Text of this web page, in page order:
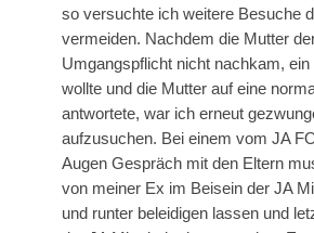
so versuchte ich weitere Besuche
vermeiden. Nachdem die Mutter
Umgangspflicht nicht nachkam, ein
wollte und die Mutter auf eine
antwortete, war ich erneut
aufzusuchen. Bei einem vom JA
Augen Gespräch mit den Eltern
von meiner Ex im Beisein der JA
und runter beleidigen lassen und